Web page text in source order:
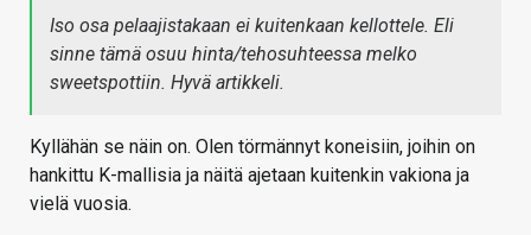
Iso osa pelaajistakaan ei kuitenkaan kellottele. Eli
sinne tämä osuu hinta/tehosuhteessa melko
sweetspottiin. Hyvä artikkeli.
Kyllähän se näin on. Olen törmännyt koneisiin, joihin on
hankittu K-mallisia ja näitä ajetaan kuitenkin vakiona ja
vielä vuosia.